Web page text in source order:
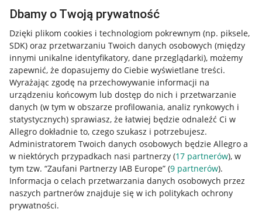
Dbamy o Twoją prywatność
Dzięki plikom cookies i technologiom pokrewnym (np. piksele,
SDK) oraz przetwarzaniu Twoich danych osobowych (między
innymi unikalne identyfikatory, dane przeglądarki), możemy
zapewnić, że dopasujemy do Ciebie wyświetlane treści.
Wyrażając zgodę na przechowywanie informacji na
urządzeniu końcowym lub dostęp do nich i przetwarzanie
danych (w tym w obszarze profilowania, analiz rynkowych i
statystycznych) sprawiasz, że łatwiej będzie odnaleźć Ci w
Allegro dokładnie to, czego szukasz i potrzebujesz.
Administratorem Twoich danych osobowych będzie Allegro a
w niektórych przypadkach nasi partnerzy (17 partnerów), w
tym tzw. “Zaufani Partnerzy IAB Europe” (9 partnerów).
Informacja o celach przetwarzania danych osobowych przez
naszych partnerów znajduje się w ich politykach ochrony
prywatności.
Przydatne informacje
Jak to działa
Napisz do nas
Allegro Gadane dla sprzedających